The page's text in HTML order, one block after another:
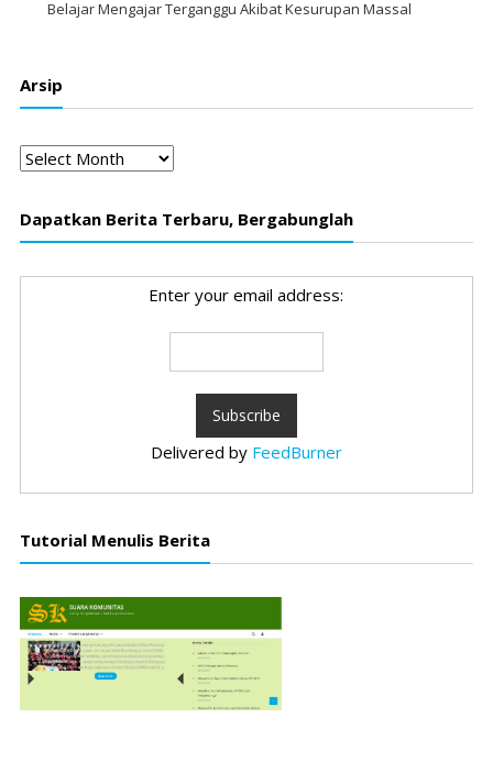
Belajar Mengajar Terganggu Akibat Kesurupan Massal
Arsip
Arsip
Dapatkan Berita Terbaru, Bergabunglah
Enter your email address:
Delivered by FeedBurner
Tutorial Menulis Berita